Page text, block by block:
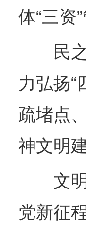
体“三资
民之
力弘扬“
疏堵点
神文明
文明
党新征